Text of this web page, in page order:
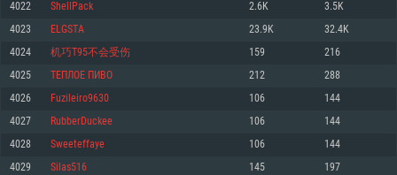
СИСТЕМНЫЕ ТРЕБОВАНИЯ
Для PC
Минимальные
ОС: Windows 10 (64 bit)
Минимальные
Операционная система: Mac OS Big Sur 11.0
Минимальные
Операционная система: Современные дистрибутивы Linux 64bit
4022 ShellPack 2.6K 3.5K
4023 ELGSTA 23.9K 32.4K
4024 机巧T95不会受伤 159 216
4025 ТЕПЛОЕ ПИВО 212 288
4026 Fuzileiro9630 106 144
4027 RubberDuckee 106 144
4028 Sweeteffaye 106 144
4029 Silas516 145 197